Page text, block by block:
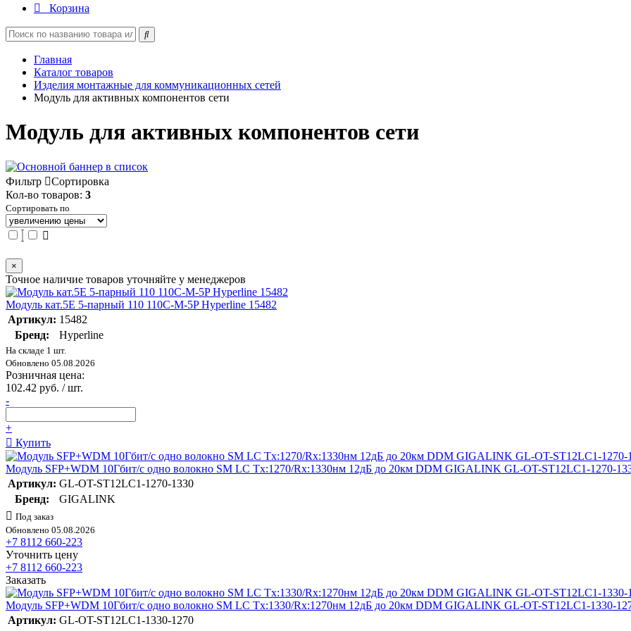
Корзина
Главная
Каталог товаров
Изделия монтажные для коммуникационных сетей
Модуль для активных компонентов сети
Модуль для активных компонентов сети
Фильтр
Сортировка
Кол-во товаров: 3
Сортировать по
×
Точное наличие товаров уточняйте у менеджеров
Модуль кат.5E 5-парный 110 110C-M-5P Hyperline 15482
Артикул: 15482
Бренд:
Hyperline
На складе 1 шт.
Обновлено 05.08.2026
Розничная цена:
102.42 руб. / шт.
-
+
Купить
Модуль SFP+WDM 10Гбит/с одно волокно SM LC Tx:1270/Rx:1330нм 12дБ до 20км DDM GIGALINK GL-OT-ST12LC1-1270-
Артикул: GL-OT-ST12LC1-1270-1330
Бренд:
GIGALINK
Под заказ
Обновлено 05.08.2026
+7 8112 660-223
Уточнить цену
+7 8112 660-223
Заказать
Модуль SFP+WDM 10Гбит/с одно волокно SM LC Tx:1330/Rx:1270нм 12дБ до 20км DDM GIGALINK GL-OT-ST12LC1-1330-
Артикул: GL-OT-ST12LC1-1330-1270